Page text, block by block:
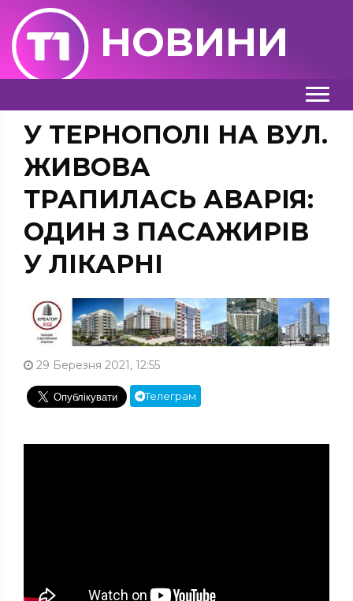
НОВИНИ
У ТЕРНОПОЛІ НА ВУЛ.
ЖИВОВА
ТРАПИЛАСЬ АВАРІЯ:
ОДИН З ПАСАЖИРІВ
У ЛІКАРНІ
29 Березня 2021, 12:55
Телеграм